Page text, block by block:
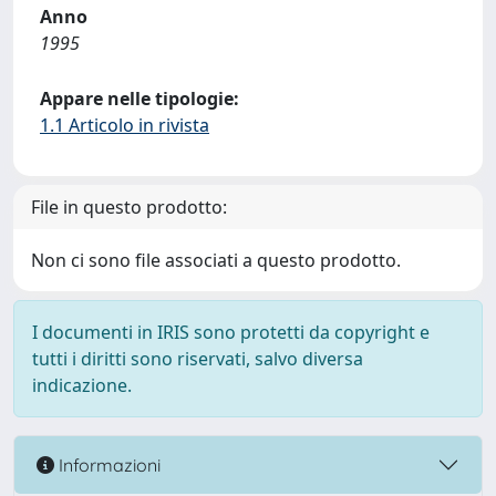
Anno
1995
Appare nelle tipologie:
1.1 Articolo in rivista
File in questo prodotto:
Non ci sono file associati a questo prodotto.
I documenti in IRIS sono protetti da copyright e
tutti i diritti sono riservati, salvo diversa
indicazione.
Informazioni